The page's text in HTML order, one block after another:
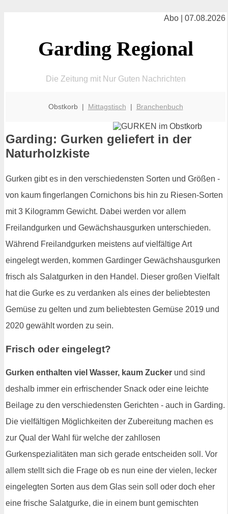
Abo | 07.08.2026
Garding Regional
Die Zeitung mit Nur Guten Nachrichten
Obstkorb | Mittagstisch | Branchenbuch
Garding: Gurken geliefert in der
Naturholzkiste
Gurken gibt es in den verschiedensten Sorten und Größen -
von kaum fingerlangen Cornichons bis hin zu Riesen-Sorten
mit 3 Kilogramm Gewicht. Dabei werden vor allem
Freilandgurken und Gewächshausgurken unterschieden.
Während Freilandgurken meistens auf vielfältige Art
eingelegt werden, kommen Gardinger Gewächshausgurken
frisch als Salatgurken in den Handel. Dieser großen Vielfalt
hat die Gurke es zu verdanken als eines der beliebtesten
Gemüse zu gelten und zum beliebtesten Gemüse 2019 und
2020 gewählt worden zu sein.
Frisch oder eingelegt?
Gurken enthalten viel Wasser, kaum Zucker und sind
deshalb immer ein erfrischender Snack oder eine leichte
Beilage zu den verschiedensten Gerichten - auch in Garding.
Die vielfältigen Möglichkeiten der Zubereitung machen es
zur Qual der Wahl für welche der zahllosen
Gurkenspezialitäten man sich gerade entscheiden soll. Vor
allem stellt sich die Frage ob es nun eine der vielen, lecker
eingelegten Sorten aus dem Glas sein soll oder doch eher
eine frische Salatgurke, die in einem bunt gemischten